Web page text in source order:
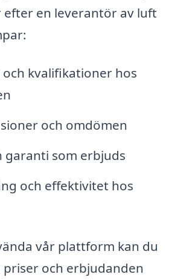
en leverantör av luft
kvalifikationer hos
och omdömen
garanti som erbjuds
och effektivitet hos
vår plattform kan du
och erbjudanden